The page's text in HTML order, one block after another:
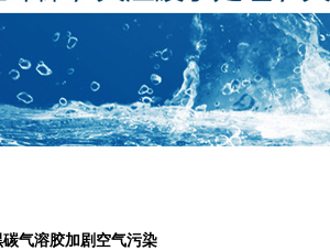
蒸汽污泥烘干设备
MVR蒸发器
热泵污泥烘干设备
一体化提升泵站
碳气溶胶加剧空气污染